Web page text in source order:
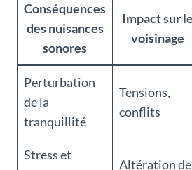
Conséquences
des nuisances
sonores
Impact sur le
voisinage
Perturbation
de la
tranquillité
Tensions,
conflits
Stress et
Altération de